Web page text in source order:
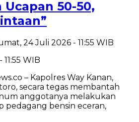
Ucapan 50-50,
24 Juli 2026 - 11:55 WIB
WIB
– Kapolres Way Kanan,
secara tegas membantah
anggotanya melakukan
pedagang bensin eceran,